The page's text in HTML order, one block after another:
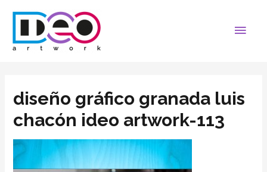
diseño gráfico granada luis
chacón ideo artwork-113